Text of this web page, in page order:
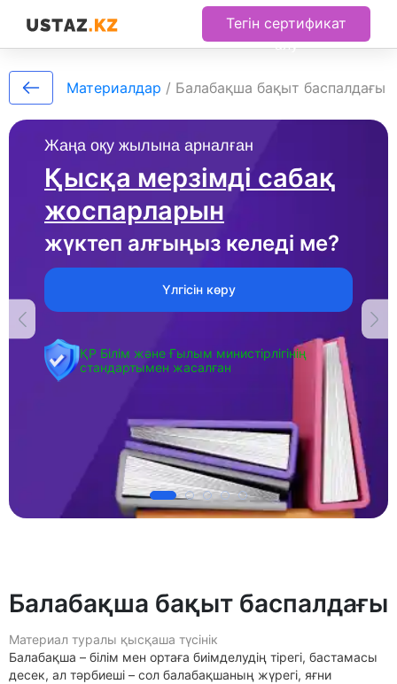
Тегін сертификат
алу
Жаңа оқу жылына арналған
Қысқа мерзімді сабақ
жоспарларын
жүктеп алғыңыз келеді ме?
Үлгісін көру
ҚР Білім және Ғылым министірлігінің
стандартымен жасалған
Материалдар / Балабақша бақыт баспалдағы
Балабақша бақыт баспалдағы
Материал туралы қысқаша түсінік
Балабақша – білім мен ортаға биімделудің тірегі, бастамасы
десек, ал тәрбиеші – сол балабақшаның жүрегі, яғни